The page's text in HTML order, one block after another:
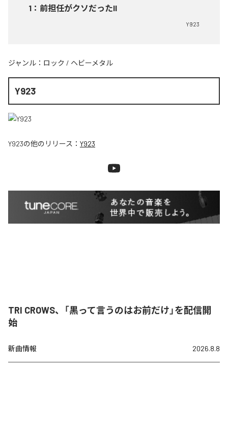
1 ： 前担任がクソだったII
Y923
ジャンル： ロック / ヘビーメタル
Y923
Y923の他のリリース： Y923
TRI CROWS、「黒って言うのはお前だけ」を配信開
始
新曲情報 2026.8.8